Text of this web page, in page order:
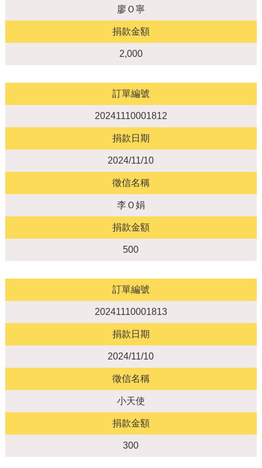
廖Ｏ寧
捐款金額
2,000
訂單編號
20241110001812
捐款日期
2024/11/10
徵信名稱
李Ｏ娟
捐款金額
500
訂單編號
20241110001813
捐款日期
2024/11/10
徵信名稱
小天使
捐款金額
300